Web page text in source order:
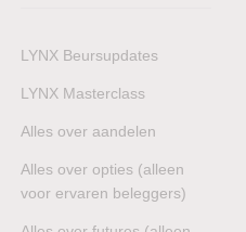
LYNX Beursupdates
LYNX Masterclass
Alles over aandelen
Alles over opties (alleen
voor ervaren beleggers)